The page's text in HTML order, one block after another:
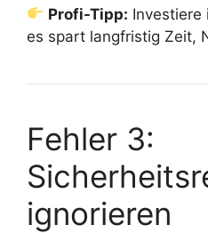
Profi-Tipp: Investiere
es spart langfristig Zeit,
Fehler 3:
ignorieren